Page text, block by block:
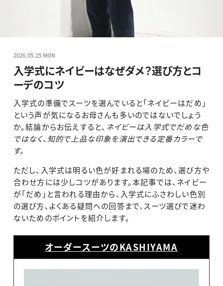
2026.05.25 MON
入学式にネイビーはなぜダメ？選び方とコ
ーデのコツ
入学式の準備でスーツを選んでいると「ネイビーはだめ」
という声が気になるお母さんも多いのではないでしょう
か。結論からお伝えすると、 ネイビーは入学式でだめな色
ではなく、知的で上品な印象を演出できる定番カラーで
す。
ただし、入学式は明るい色が好まれる場のため、選び方や
合わせ方には少しコツがあります。本記事では、ネイビー
が「だめ」と言われる理由から、入学式にふさわしい色別
の選び方、よくある疑問への回答まで、スーツ選びで迷わ
ないためのポイントを紹介します。
オーダースーツのKASHIYAMA